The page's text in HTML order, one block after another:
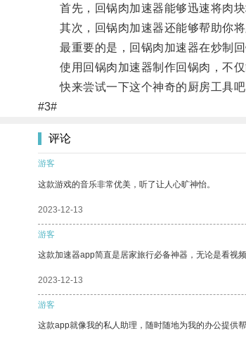
首先，回锅肉加速器能够迅速将肉块
其次，回锅肉加速器还能够帮助你将
最重要的是，回锅肉加速器在炒制回
使用回锅肉加速器制作回锅肉，不仅
快来尝试一下这个神奇的厨房工具吧
#3#
评论
游客
这款游戏的音乐非常优美，听了让人心旷神怡。
2023-12-13
游客
这款加速器app简直是居家旅行必备神器，无论是看视
2023-12-13
游客
这款app就像我的私人助理，随时随地为我的办公提供